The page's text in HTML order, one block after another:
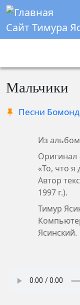
Перейти к
Сайт Тимура
Мальчики
Песни
Из
Оригинал
«То, что я
Автор
1997 г.).
Тимур
Ясинский.